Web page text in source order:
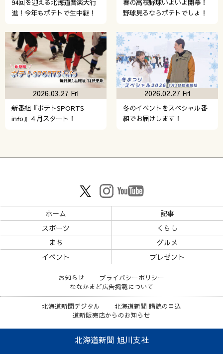
94回を迎える北海道音楽大行
進！今年もポテトで生中継！
春の高校野球いよいよ開幕！
野球見るならポテトでしょ！
新番組『ポテトSPORTS
info』４月スタート！
2026.03.27 Fri
冬のイベントをスペシャル番
組でお届けします！
2026.02.27 Fri
ホーム
記事
スポーツ
くらし
まち
グルメ
イベント
プレゼント
お知らせ
プライバシーポリシー
ななかまど広告掲載について
北海道新聞デジタル
北海道新聞 購読の申込
道新販売店からのお知らせ
北海道新聞 旭川支社